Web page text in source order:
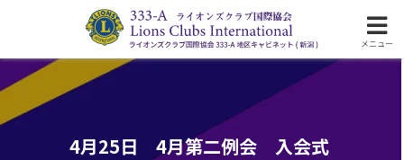
ライオンズクラブ国際協会333-A地区の活動
4月25日 4月第二例会 入会式
メニュー